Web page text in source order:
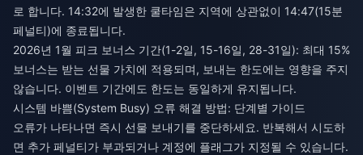
로 합니다. 14:32에 발생한 쿨타임은 지역에 상관없이 14:47(15분
페널티)에 종료됩니다.
2026년 1월 피크 보너스 기간(1-2일, 15-16일, 28-31일): 최대 15%
보너스는 받는 선물 가치에 적용되며, 보내는 한도에는 영향을 주지
않습니다. 이벤트 기간에도 한도는 동일하게 유지됩니다.
시스템 바쁨(System Busy) 오류 해결 방법: 단계별 가이드
오류가 나타나면 즉시 선물 보내기를 중단하세요. 반복해서 시도하
면 추가 페널티가 부과되거나 계정에 플래그가 지정될 수 있습니다.